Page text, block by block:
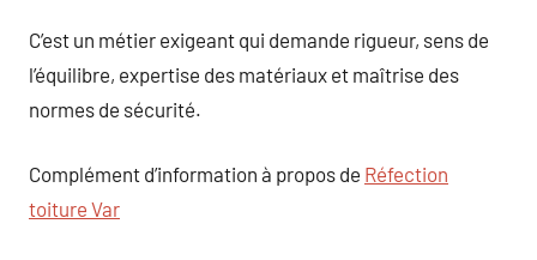
C’est un métier exigeant qui demande rigueur, sens de
l’équilibre, expertise des matériaux et maîtrise des
normes de sécurité.
Complément d’information à propos de Réfection
toiture Var